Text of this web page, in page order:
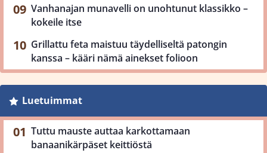
Vanhanajan munavelli on unohtunut klassikko –
kokeile itse
Grillattu feta maistuu täydelliseltä patongin
kanssa – kääri nämä ainekset folioon
Luetuimmat
Tuttu mauste auttaa karkottamaan
banaanikärpäset keittiöstä